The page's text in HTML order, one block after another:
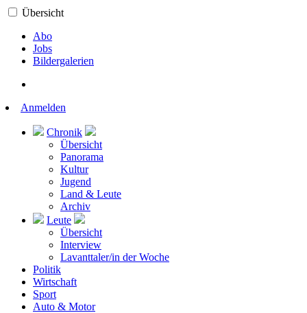
Übersicht
Abo
Jobs
Bildergalerien
Anmelden
Chronik
Übersicht
Panorama
Kultur
Jugend
Land & Leute
Archiv
Leute
Übersicht
Interview
Lavanttaler/in der Woche
Politik
Wirtschaft
Sport
Auto & Motor